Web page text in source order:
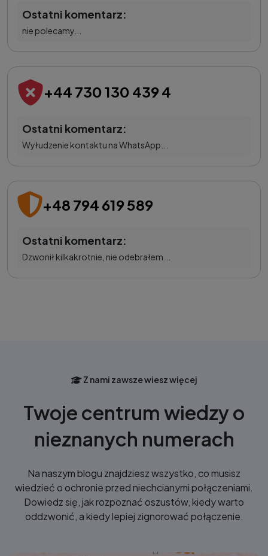
Ostatni komentarz:
nie polecamy...
+44 730 130 439 4
Ostatni komentarz:
Wyłudzenie kontaktu na WhatsApp...
+48 794 619 589
Ostatni komentarz:
Dzwonił kilkakrotnie, nie odebrałem...
Z nami zawsze wiesz więcej
Twoje centrum wiedzy o
nieznanych numerach
Na naszym blogu znajdziesz wszystko, co musisz
wiedzieć o ochronie przed niechcianymi połączeniami.
Dowiedz się, jak rozpoznać oszustów, kiedy warto
oddzwonić, a kiedy lepiej zignorować połączenie.